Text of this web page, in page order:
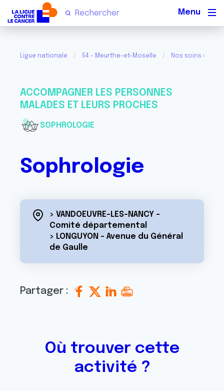
Ligue nationale 54 - Meurthe-et-Moselle Nos soins de
ACCOMPAGNER LES PERSONNES
MALADES ET LEURS PROCHES
SOPHROLOGIE
Sophrologie
> VANDOEUVRE-LES-NANCY -
Comité départemental
> LONGUYON - Avenue du Général
de Gaulle
Partager :
Où trouver cette
activité ?